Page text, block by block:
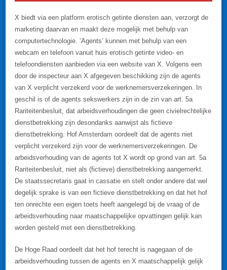
X biedt via een platform erotisch getinte diensten aan, verzorgt de
marketing daarvan en maakt deze mogelijk met behulp van
computertechnologie. ‘Agents’ kunnen met behulp van een
webcam en telefoon vanuit huis erotisch getinte video- en
telefoondiensten aanbieden via een website van X. Volgens een
door de inspecteur aan X afgegeven beschikking zijn de agents
van X verplicht verzekerd voor de werknemersverzekeringen. In
geschil is of de agents sekswerkers zijn in de zin van art. 5a
Rariteitenbesluit, dat arbeidsverhoudingen die geen civielrechtelijke
dienstbetrekking zijn desondanks aanwijst als fictieve
dienstbetrekking. Hof Amsterdam oordeelt dat de agents niet
verplicht verzekerd zijn voor de werknemersverzekeringen. De
arbeidsverhouding van de agents tot X wordt op grond van art. 5a
Rariteitenbesluit, niet als (fictieve) dienstbetrekking aangemerkt.
De staatssecretaris gaat in cassatie en stelt onder andere dat wel
degelijk sprake is van een fictieve dienstbetrekking en dat het hof
ten onrechte een eigen toets heeft aangelegd bij de vraag of de
arbeidsverhouding naar maatschappelijke opvattingen gelijk kan
worden gesteld met een dienstbetrekking.
De Hoge Raad oordeelt dat het hof terecht is nagegaan of de
arbeidsverhouding tussen de agents en X maatschappelijk gelijk